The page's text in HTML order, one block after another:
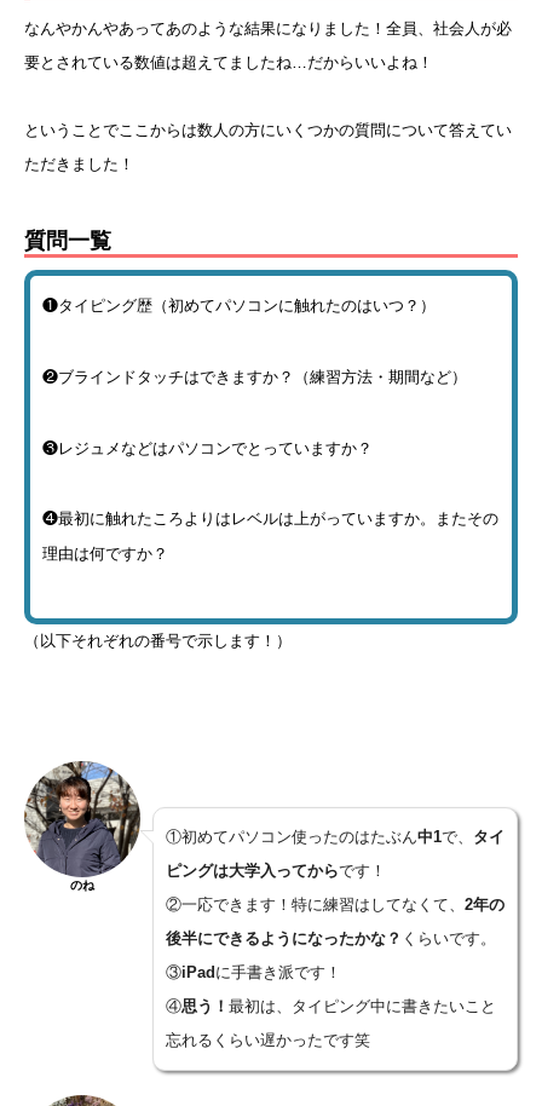
なんやかんやあってあのような結果になりました！全員、社会人が必
要とされている数値は超えてましたね…だからいいよね！
ということでここからは数人の方にいくつかの質問について答えてい
ただきました！
質問一覧
❶タイピング歴（初めてパソコンに触れたのはいつ？）
❷ブラインドタッチはできますか？（練習方法・期間など）
❸レジュメなどはパソコンでとっていますか？
❹最初に触れたころよりはレベルは上がっていますか。またその
理由は何ですか？
（以下それぞれの番号で示します！）
のね
①初めてパソコン使ったのはたぶん中1で、 タイ
ピングは大学入ってからです！
②一応できます！特に練習はしてなくて、 2年の
後半にできるようになったかな？ くらいです。
③iPad に手書き派です！
④思う！ 最初は、タイピング中に書きたいこと
忘れるくらい遅かったです笑